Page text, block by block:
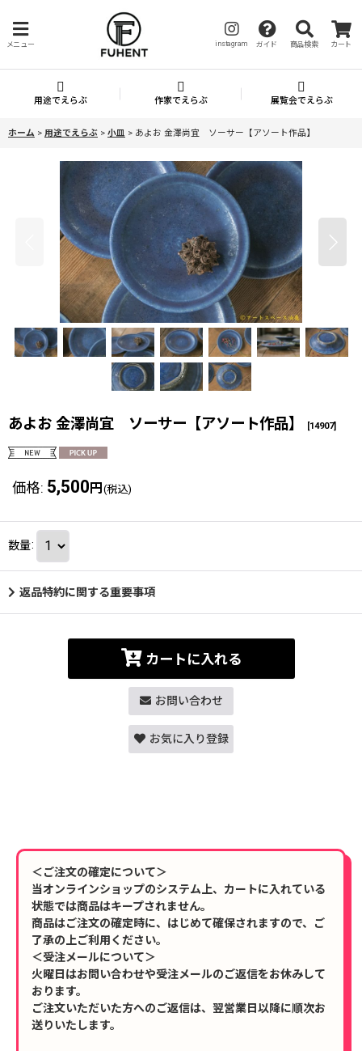
メニュー instagram ガイド 商品検索 カート
用途でえらぶ 作家でえらぶ 展覧会でえらぶ
ホーム > 用途でえらぶ > 小皿 > あよお 金澤尚宜 ソーサー【アソート作品】
あよお 金澤尚宜 ソーサー【アソート作品】 [14907]
価格: 5,500 円 (税込)
数量:
返品特約に関する重要事項
カートに入れる
お問い合わせ
お気に入り登録
＜ご注文の確定について＞
当オンラインショップのシステム上、カートに入れている
状態では商品はキープされません。
商品はご注文の確定時に、はじめて確保されますので、ご
了承の上ご利用ください。
＜受注メールについて＞
火曜日はお問い合わせや受注メールのご返信をお休みして
おります。
ご注文いただいた方へのご返信は、翌営業日以降に順次お
送りいたします。